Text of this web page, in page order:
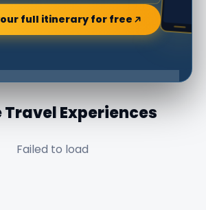
full itinerary for free
Travel Experiences
Failed to load